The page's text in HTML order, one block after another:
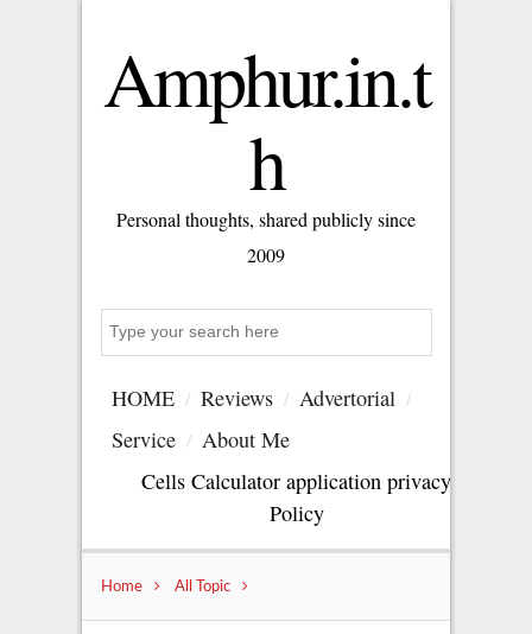
Amphur.in.t
h
Personal thoughts, shared publicly since
2009
HOME Reviews
Advertorial
Service
About Me
Cells Calculator application privacy
Policy
Home All Topic